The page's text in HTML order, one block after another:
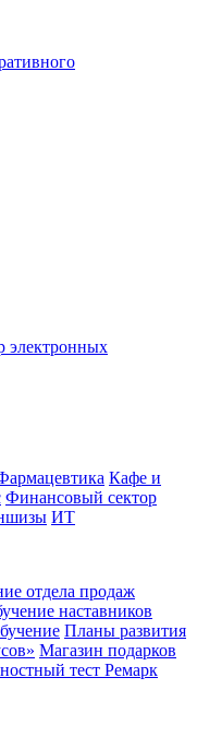
электронных
Кафе и
Финансовый сектор
ИТ
отдела продаж
наставников
Планы развития
Магазин подарков
тест Ремарк